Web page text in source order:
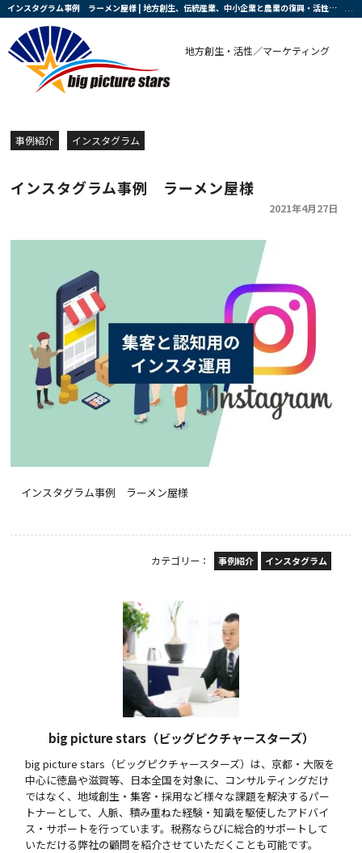
インスタグラム事例 ラーメン屋様 | 地方創生、伝統産業、中小企業と農業の復興・活性化を支援する会社です
地方創生・活性／マーケティング
事例紹介 インスタグラム
インスタグラム事例 ラーメン屋様
2021年4月27日
インスタグラム事例 ラーメン屋様
カテゴリー： 事例紹介 インスタグラム
big picture stars（ビッグピクチャースターズ）
big picture stars（ビッグピクチャースターズ）は、京都・大阪を
中心に徳島や滋賀等、日本全国を対象に、コンサルティングだけ
ではなく、地域創生・集客・採用など様々な課題を解決するパー
トナーとして、人脈、積み重ねた経験・知識を駆使したアドバイ
ス・サポートを行っています。税務ならびに総合的サポートして
いただける弊社の顧問を紹介させていただくことも可能です。